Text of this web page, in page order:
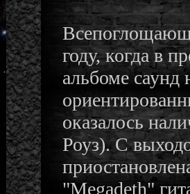
году, когда в
альбоме саунд
оказалось
Роуз). С
"Megadeth"